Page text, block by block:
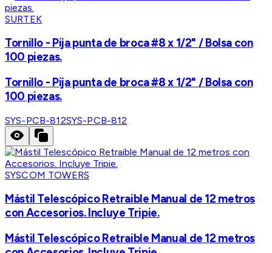
SURTEK
Tornillo - Pija punta de broca #8 x 1/2" / Bolsa con
100 piezas.
Tornillo - Pija punta de broca #8 x 1/2" / Bolsa con
100 piezas.
SYS-PCB-812SYS-PCB-812
SYSCOM TOWERS
Mástil Telescópico Retraible Manual de 12 metros
con Accesorios. Incluye Tripie.
Mástil Telescópico Retraible Manual de 12 metros